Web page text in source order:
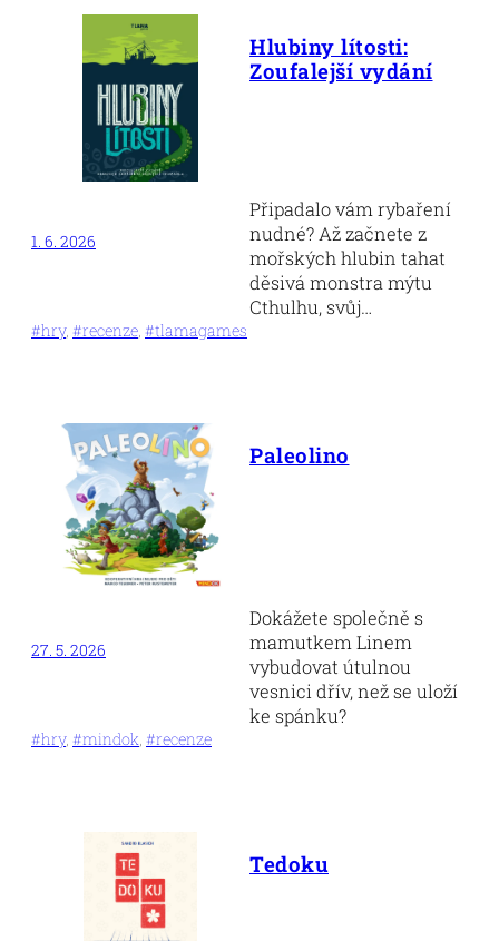
Hlubiny lítosti:
Zoufalejší vydání
1. 6. 2026
Připadalo vám rybaření
nudné? Až začnete z
mořských hlubin tahat
děsivá monstra mýtu
Cthulhu, svůj…
#hry, #recenze, #tlamagames
Paleolino
27. 5. 2026
Dokážete společně s
mamutkem Linem
vybudovat útulnou
vesnici dřív, než se uloží
ke spánku?
#hry, #mindok, #recenze
Tedoku